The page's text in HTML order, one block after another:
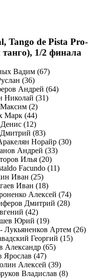
Tango de Pista Pro-
1/2 финала
Вадим (67)
(36)
Андрей (64)
Николай (31)
(2)
Марк (44)
(12)
(83)
Норайр (30)
Андрей (33)
Илья (20)
Facundo (11)
Иван (25)
Иван (18)
Алексей (74)
Дмитрий (28)
(42)
Юрий (19)
Лукьяненков Артем (26)
Георгий (15)
Александр (65)
Ярослав (47)
Алексей (39)
Владислав (8)